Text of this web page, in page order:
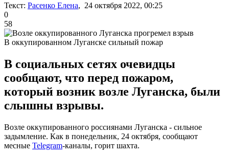
Текст: Расенко Елена, 24 октября 2022, 00:25
0
58
В оккупированном Луганске сильный пожар
В социальных сетях очевидцы
сообщают, что перед пожаром,
который возник возле Луганска, были
слышны взрывы.
Возле оккупированного россиянами Луганска - сильное
задымление. Как в понедельник, 24 октября, сообщают
месные Telegram-каналы, горит шахта.